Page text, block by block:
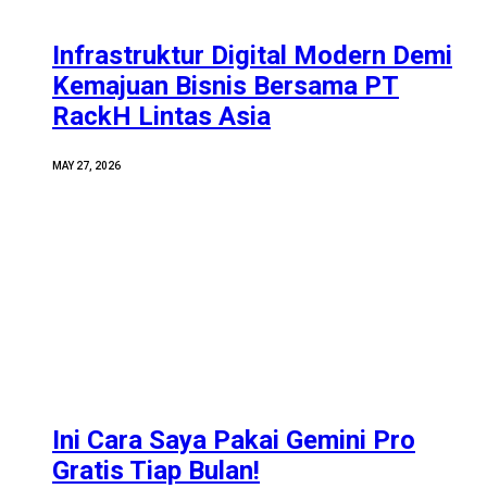
Infrastruktur Digital Modern Demi
Kemajuan Bisnis Bersama PT
RackH Lintas Asia
MAY 27, 2026
Ini Cara Saya Pakai Gemini Pro
Gratis Tiap Bulan!